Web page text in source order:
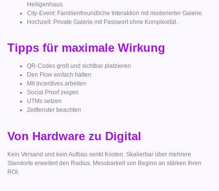
Heiligenhaus.
City-Event: Familienfreundliche Interaktion mit moderierter Galerie.
Hochzeit: Private Galerie mit Passwort ohne Komplexität.
Tipps für maximale Wirkung
QR-Codes groß und sichtbar platzieren
Den Flow einfach halten
Mit Incentives arbeiten
Social Proof zeigen
UTMs setzen
Zeitfenster beachten
Von Hardware zu Digital
Kein Versand und kein Aufbau senkt Kosten. Skalierbar über mehrere
Standorte erweitert den Radius. Messbarkeit von Beginn an stärken Ihren
ROI.